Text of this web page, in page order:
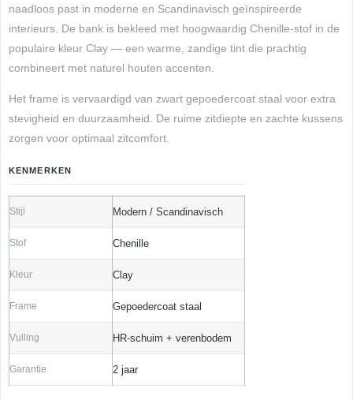
naadloos past in moderne en Scandinavisch geïnspireerde
interieurs. De bank is bekleed met hoogwaardig Chenille-stof in de
populaire kleur Clay — een warme, zandige tint die prachtig
combineert met naturel houten accenten.
Het frame is vervaardigd van zwart gepoedercoat staal voor extra
stevigheid en duurzaamheid. De ruime zitdiepte en zachte kussens
zorgen voor optimaal zitcomfort.
KENMERKEN
Stijl Modern / Scandinavisch
Stof Chenille
Kleur Clay
Frame Gepoedercoat staal
Vulling HR-schuim + verenbodem
Garantie 2 jaar